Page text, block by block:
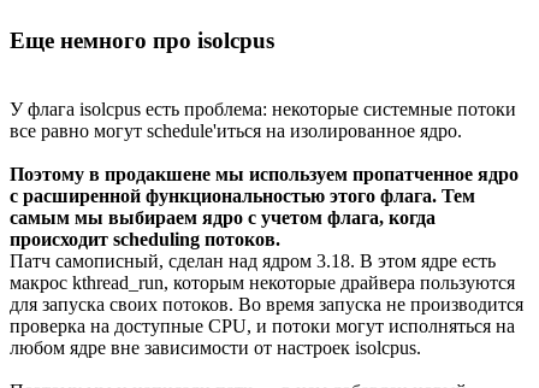
Еще немного про isolcpus
У флага isolcpus есть проблема: некоторые системные потоки
все равно могут schedule'иться на изолированное ядро.
Поэтому в продакшене мы используем пропатченное ядро
с расширенной функциональностью этого флага. Тем
самым мы выбираем ядро с учетом флага, когда
происходит scheduling потоков.
Патч самописный, сделан над ядром 3.18. В этом ядре есть
макрос kthread_run, которым некоторые драйвера пользуются
для запуска своих потоков. Во время запуска не производится
проверка на доступные CPU, и потоки могут исполняться на
любом ядре вне зависимости от настроек isolcpus.